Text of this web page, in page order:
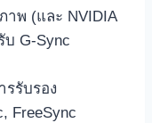
าพ (และ NVIDIA
บ G-Sync
รรับรอง
FreeSync